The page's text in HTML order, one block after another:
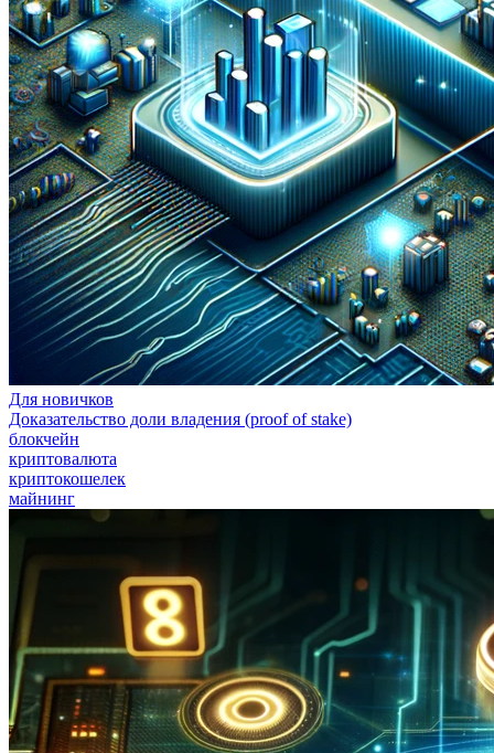
Для новичков
Доказательство доли владения (proof of stake)
блокчейн
криптовалюта
криптокошелек
майнинг